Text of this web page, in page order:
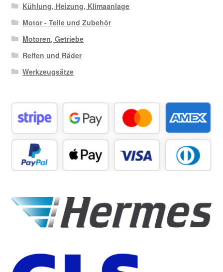
Kühlung, Heizung, Klimaanlage
Motor - Teile und Zubehör
Motoren, Getriebe
Reifen und Räder
Werkzeugsätze